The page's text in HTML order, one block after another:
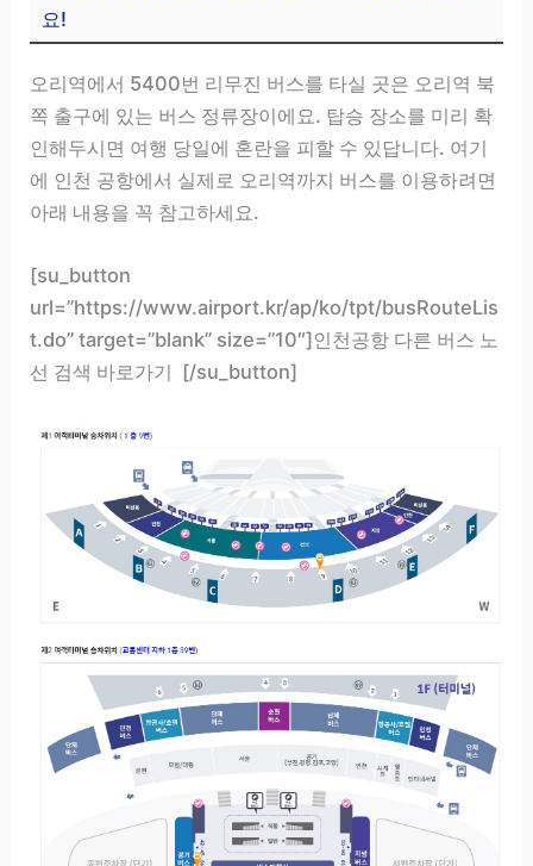
요!
오리역에서 5400번 리무진 버스를 타실 곳은 오리역 북
쪽 출구에 있는 버스 정류장이에요. 탑승 장소를 미리 확
인해두시면 여행 당일에 혼란을 피할 수 있답니다. 여기
에 인천 공항에서 실제로 오리역까지 버스를 이용하려면
아래 내용을 꼭 참고하세요.
[su_button
url=”https://www.airport.kr/ap/ko/tpt/busRouteLis
t.do” target=”blank” size=”10″]인천공항 다른 버스 노
선 검색 바로가기 [/su_button]